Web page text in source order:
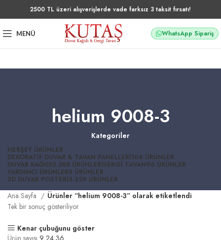
2500 TL üzeri alışverişlerde vade farksız 3 taksit fırsatı!
MENÜ WhatsApp Sipariş
helium 9008-3
Kategoriler
HERŞEY ÜRÜNLER
DEKORATIF DUVAR & TAVAN PANELLERI106 ÜRÜNLER
DUVAR KAĞIDI3.288 ÜRÜNLERGERGI TAVAN96 ÜRÜNLER
YARDIMCI ÜRÜNLER3 ÜRÜNLER
3D DUVAR POSTERI3.329 ÜRÜNLER
Ana Sayfa
Ürünler “helium 9008-3” olarak etiketlendi
Tek bir sonuç gösteriliyor
Kenar çubuğunu göster
Ürün sayısı 9 24 36